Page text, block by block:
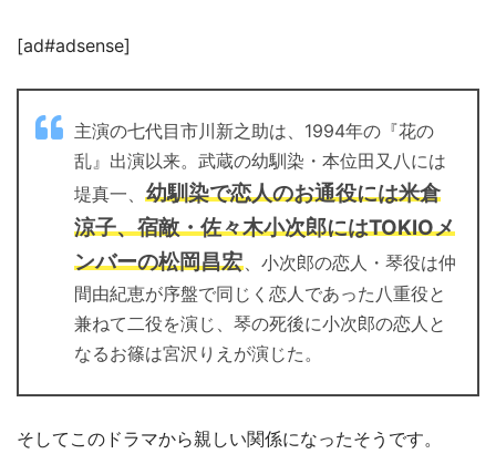
[ad#adsense]
主演の七代目市川新之助は、1994年の『花の
乱』出演以来。武蔵の幼馴染・本位田又八には
堤真一、 幼馴染で恋人のお通役には米倉
涼子、宿敵・佐々木小次郎にはTOKIOメ
ンバーの松岡昌宏 、小次郎の恋人・琴役は仲
間由紀恵が序盤で同じく恋人であった八重役と
兼ねて二役を演じ、琴の死後に小次郎の恋人と
なるお篠は宮沢りえが演じた。
そしてこのドラマから親しい関係になったそうです。